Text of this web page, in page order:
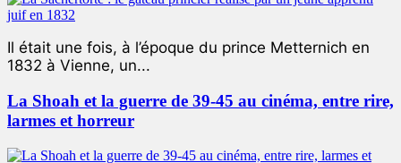
Il était une fois, à l’époque du prince Metternich en
1832 à Vienne, un...
La Shoah et la guerre de 39-45 au cinéma, entre rire,
larmes et horreur